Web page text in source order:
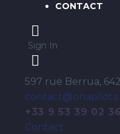
CONTACT
Sign In
597 rue Berrua,
+33 9 53 39 02 36
Contact